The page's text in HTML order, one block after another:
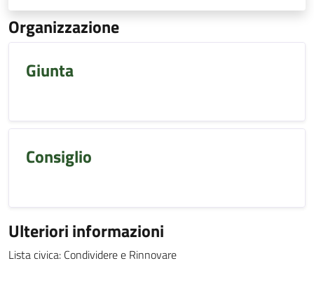
Organizzazione
Giunta
Consiglio
Ulteriori informazioni
Lista civica: Condividere e Rinnovare